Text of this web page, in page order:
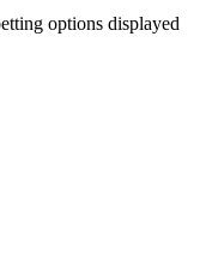
options displayed